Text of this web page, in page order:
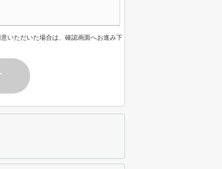
いただいた場合は、確認画面へお進み下